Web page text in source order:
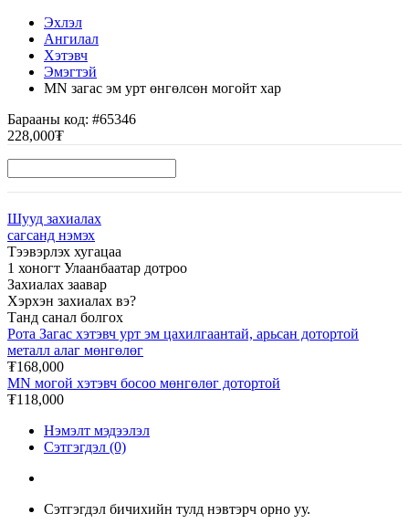
Эхлэл
Ангилал
Хэтэвч
Эмэгтэй
MN загас эм урт өнгөлсөн могойт хар
Барааны код: #65346
228,000₮
Шууд захиалах
сагсанд нэмэх
Тээвэрлэх хугацаа
1 хоногт Улаанбаатар дотроо
Захиалах заавар
Хэрхэн захиалах вэ?
Танд санал болгох
Рота Загас хэтэвч урт эм цахилгаантай, арьсан дотортой
металл алаг мөнгөлөг
₮168,000
MN могой хэтэвч босоо мөнгөлөг дотортой
₮118,000
Нэмэлт мэдээлэл
Сэтгэгдэл (0)
Сэтгэгдэл бичихийн тулд нэвтэрч орно уу.